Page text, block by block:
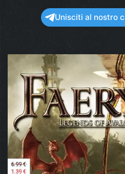
Unisciti al nostro